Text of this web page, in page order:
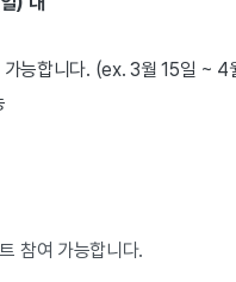
가능합니다. (ex. 3월 15일 ~ 4
참여 가능합니다.